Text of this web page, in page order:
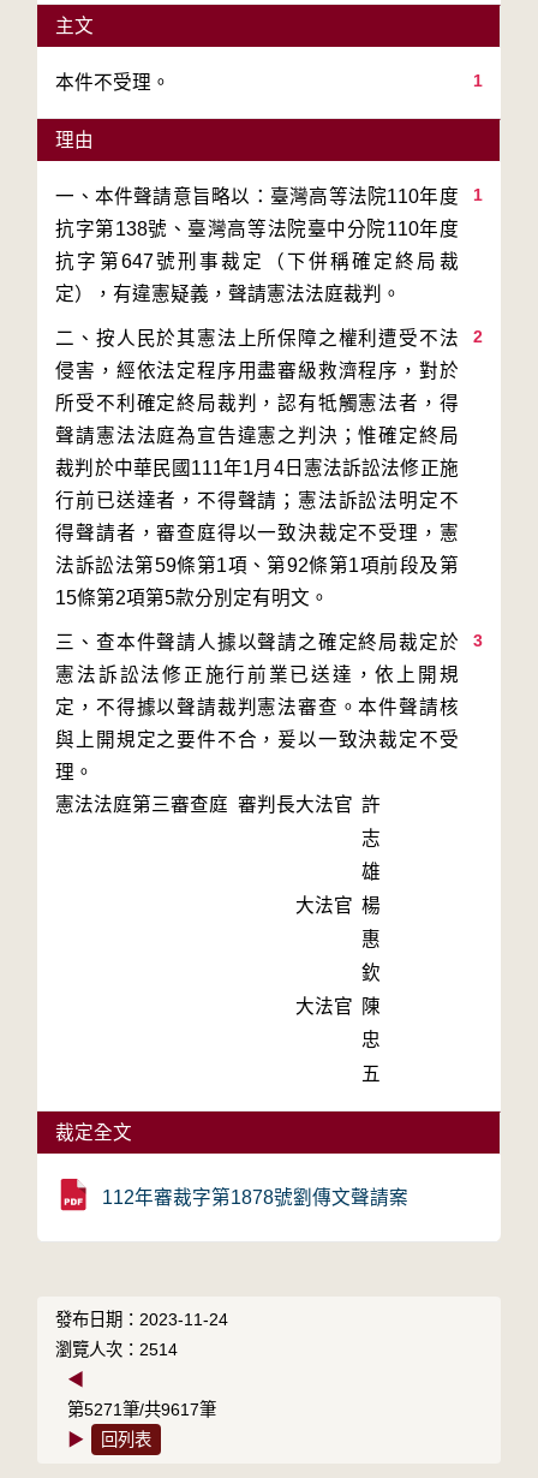
主文
1
本件不受理。
理由
1
一、本件聲請意旨略以：臺灣高等法院110年度
抗字第138號、臺灣高等法院臺中分院110年度
抗字第647號刑事裁定（下併稱確定終局裁
2
二、按人民於其憲法上所保障之權利遭受不法
侵害，經依法定程序用盡審級救濟程序，對於
所受不利確定終局裁判，認有牴觸憲法者，得
聲請憲法法庭為宣告違憲之判決；惟確定終局
裁判於中華民國111年1月4日憲法訴訟法修正施
行前已送達者，不得聲請；憲法訴訟法明定不
得聲請者，審查庭得以一致決裁定不受理，憲
法訴訟法第59條第1項、第92條第1項前段及第
3
三、查本件聲請人據以聲請之確定終局裁定於
憲法訴訟法修正施行前業已送達，依上開規
定，不得據以聲請裁判憲法審查。本件聲請核
與上開規定之要件不合，爰以一致決裁定不受
理。
憲法法庭第三審查庭 審判長大法官 許
志
雄
大法官 楊
惠
欽
大法官
陳
忠
五
裁定全文
112年審裁字第1878號劉傳文聲請案
發布日期：2023-11-24
瀏覽人次：2514
◀
第5271筆/共9617筆
▶
回列表